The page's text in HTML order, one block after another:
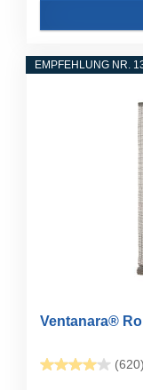
EMPFEHLUNG NR.
Ventanara®
(620)